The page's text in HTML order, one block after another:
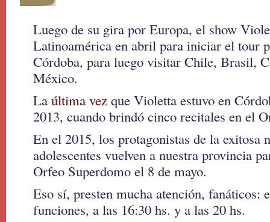
Luego de su gira por Europa, el show
Latinoamérica en abril para iniciar el tour
Córdoba, para luego visitar Chile, Brasil,
México.
La última vez que Violetta estuvo en
2013, cuando brindó cinco recitales en el
En el 2015, los protagonistas de la exitosa
adolescentes vuelven a nuestra provincia
Orfeo Superdomo el 8 de mayo.
Eso sí, presten mucha atención, fanáticos:
funciones, a las 16:30 hs. y a las 20 hs.